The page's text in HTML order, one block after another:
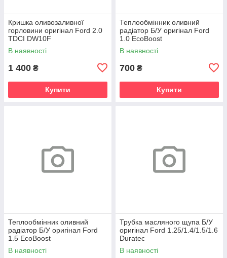
Кришка оливозаливної
горловини оригінал Ford 2.0
TDCI DW10F
В наявності
1 400 ₴
Купити
Теплообмінник оливний
радіатор Б/У оригінал Ford
1.0 EcoBoost
В наявності
700 ₴
Купити
Теплообмінник оливний
радіатор Б/У оригінал Ford
1.5 EcoBoost
В наявності
Трубка масляного щупа Б/У
оригінал Ford 1.25/1.4/1.5/1.6
Duratec
В наявності